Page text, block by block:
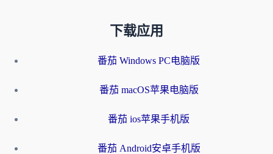
下载应用
番茄 Windows PC电脑版
番茄 macOS苹果电脑版
番茄 ios苹果手机版
番茄 Android安卓手机版